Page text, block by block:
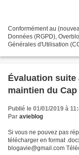
Conformément au
Données (RGPD),
Générales d'Utilisation
Évaluation suite
maintien du
Publié le 01/01/2019 à
Par avieblog
Si vous ne pouvez pas
télécharger en format
blogavie@gmail.com